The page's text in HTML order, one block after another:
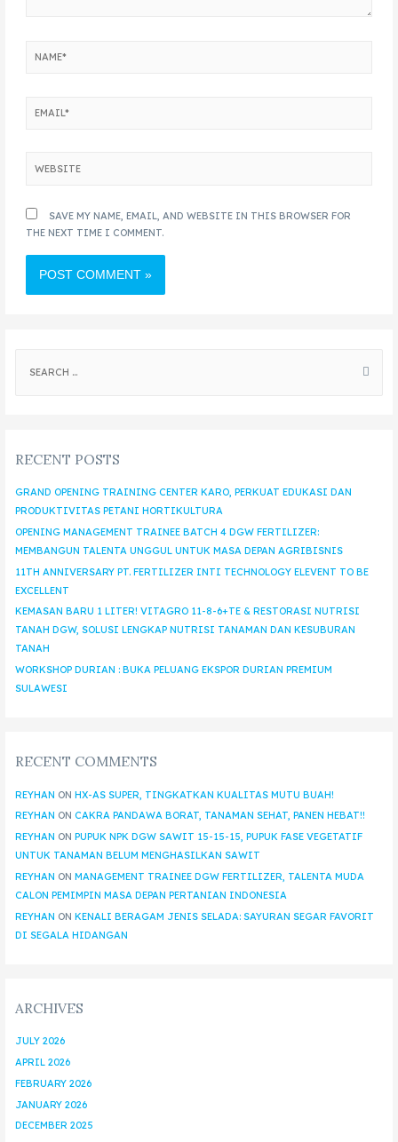
SAVE MY NAME, EMAIL, AND WEBSITE IN THIS BROWSER FOR
THE NEXT TIME I COMMENT.
RECENT POSTS
GRAND OPENING TRAINING CENTER KARO, PERKUAT EDUKASI DAN
PRODUKTIVITAS PETANI HORTIKULTURA
OPENING MANAGEMENT TRAINEE BATCH 4 DGW FERTILIZER:
MEMBANGUN TALENTA UNGGUL UNTUK MASA DEPAN AGRIBISNIS
11TH ANNIVERSARY PT. FERTILIZER INTI TECHNOLOGY ELEVENT TO BE
EXCELLENT
KEMASAN BARU 1 LITER! VITAGRO 11-8-6+TE & RESTORASI NUTRISI
TANAH DGW, SOLUSI LENGKAP NUTRISI TANAMAN DAN KESUBURAN
TANAH
WORKSHOP DURIAN : BUKA PELUANG EKSPOR DURIAN PREMIUM
SULAWESI
RECENT COMMENTS
REYHAN ON HX-AS SUPER, TINGKATKAN KUALITAS MUTU BUAH!
REYHAN ON CAKRA PANDAWA BORAT, TANAMAN SEHAT, PANEN HEBAT!!
REYHAN ON PUPUK NPK DGW SAWIT 15-15-15, PUPUK FASE VEGETATIF
UNTUK TANAMAN BELUM MENGHASILKAN SAWIT
REYHAN ON MANAGEMENT TRAINEE DGW FERTILIZER, TALENTA MUDA
CALON PEMIMPIN MASA DEPAN PERTANIAN INDONESIA
REYHAN ON KENALI BERAGAM JENIS SELADA: SAYURAN SEGAR FAVORIT
DI SEGALA HIDANGAN
ARCHIVES
JULY 2026
APRIL 2026
FEBRUARY 2026
JANUARY 2026
DECEMBER 2025